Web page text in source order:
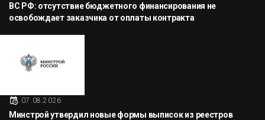
ВС РФ: отсутствие бюджетного финансирования не
освобождает заказчика от оплаты контракта
07.08.2026
Минстрой утвердил новые формы выписок из реестров